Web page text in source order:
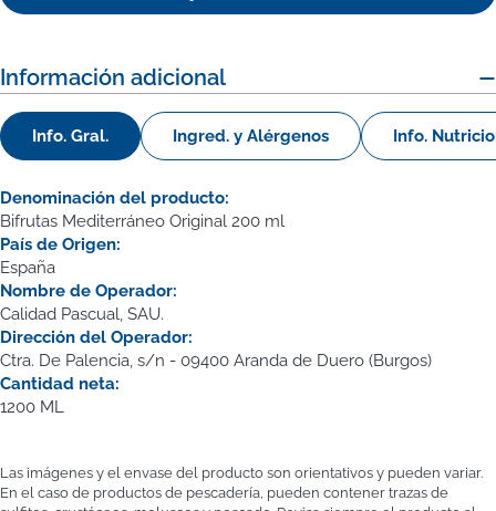
Información adicional
Info. Gral. Ingred. y Alérgenos Info.
Denominación del producto:
Bifrutas Mediterráneo Original 200 ml
País de Origen:
España
Nombre de Operador:
Calidad Pascual, SAU.
Dirección del Operador:
Ctra. De Palencia, s/n - 09400 Aranda de Duero (Burgos)
Cantidad neta:
1200 ML
Las imágenes y el envase del producto son orientativos y pueden variar.
En el caso de productos de pescadería, pueden contener trazas de